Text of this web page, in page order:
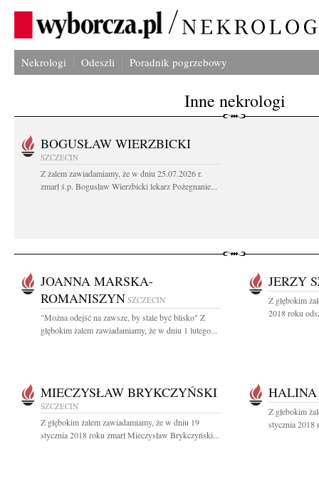
Nekrologi Odeszli Poradnik pogrzebowy
Inne nekrologi
BOGUSŁAW WIERZBICKI
SZCZECIN
Z żalem zawiadamiamy, że w dniu 25.07.2026 r.
zmarł ś.p. Bogusław Wierzbicki lekarz Pożegnanie...
JOANNA MARSKA-
ROMANISZYN SZCZECIN
"Można odejść na zawsze, by stale być blisko" Z
głębokim żalem zawiadamiamy, że w dniu 1 lutego...
JERZY
Z głębokim
2018 roku
MIECZYSŁAW BRYKCZYŃSKI
SZCZECIN
Z głębokim żalem zawiadamiamy, że w dniu 19
stycznia 2018 roku zmarł Mieczysław Brykczyński...
HALINA
Z głebokim
stycznia 2018